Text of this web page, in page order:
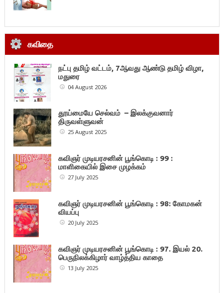
கவிதை
நட்பு தமிழ் வட்டம், 7ஆவது ஆண்டு தமிழ் விழா,
மதுரை
04 August 2026
தூய்மையே செல்வம் – இலக்குவனார்
திருவள்ளுவன்
25 August 2025
கவிஞர் முடியரசனின் பூங்கொடி : 99 :
மாளிகையில் இசை முழக்கம்
27 July 2025
கவிஞர் முடியரசனின் பூங்கொடி : 98: கோமகன்
வியப்பு
20 July 2025
கவிஞர் முடியரசனின் பூங்கொடி : 97. இயல் 20.
பெருநிலக்கிழார் வாழ்த்திய காதை
13 July 2025